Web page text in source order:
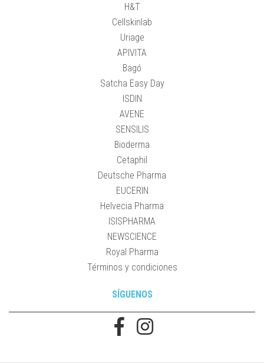
H&T
Cellskinlab
Uriage
APIVITA
Bagó
Satcha Easy Day
ISDIN
AVENE
SENSILIS
Bioderma
Cetaphil
Deutsche Pharma
EUCERIN
Helvecia Pharma
ISISPHARMA
NEWSCIENCE
Royal Pharma
Términos y condiciones
SÍGUENOS